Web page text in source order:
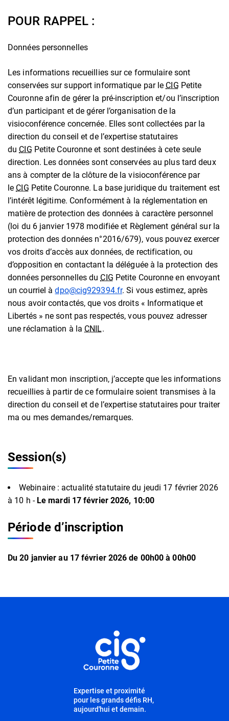
POUR RAPPEL :
Données personnelles
Les informations recueillies sur ce formulaire sont
conservées sur support informatique par le CIG Petite
Couronne afin de gérer la pré-inscription et/ou l’inscription
d’un participant et de gérer l’organisation de la
visioconférence concernée. Elles sont collectées par la
direction du conseil et de l’expertise statutaires
du CIG Petite Couronne et sont destinées à cete seule
direction. Les données sont conservées au plus tard deux
ans à compter de la clôture de la visioconférence par
le CIG Petite Couronne. La base juridique du traitement est
l’intérêt légitime. Conformément à la réglementation en
matière de protection des données à caractère personnel
(loi du 6 janvier 1978 modifiée et Règlement général sur la
protection des données n°2016/679), vous pouvez exercer
vos droits d’accès aux données, de rectification, ou
d’opposition en contactant la déléguée à la protection des
données personnelles du CIG Petite Couronne en envoyant
un courriel àdpo@cig929394.fr. Si vous estimez, après
nous avoir contactés, que vos droits « Informatique et
Libertés » ne sont pas respectés, vous pouvez adresser
une réclamation à la CNIL.
En validant mon inscription, j’accepte que les informations
recueillies à partir de ce formulaire soient transmises à la
direction du conseil et de l’expertise statutaires pour traiter
ma ou mes demandes/remarques.
Session(s)
Webinaire : actualité statutaire du jeudi 17 février 2026
à 10 h - Le mardi 17 février 2026, 10:00
Période d’inscription
Du20 janvier au 17 février 2026 de 00h00 à 00h00
Expertise et proximité
pour les grands défis RH,
aujourd'hui et demain.